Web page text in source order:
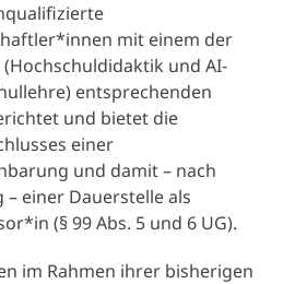
mit einem der
und AI-
entsprechenden
und bietet die
einer
und damit – nach
einer Dauerstelle als
(§ 99 Abs. 5 und 6 UG).
im Rahmen ihrer bisherigen